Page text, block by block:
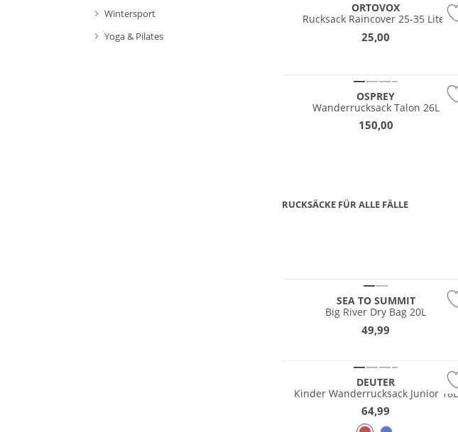
Wintersport
Yoga & Pilates
ORTOVOX
Rucksack Raincover 25-35 Liter
25,00
OSPREY
Wanderrucksack Talon 26L
150,00
RUCKSÄCKE FÜR ALLE FÄLLE
SEA TO SUMMIT
Big River Dry Bag 20L
49,99
DEUTER
Kinder Wanderrucksack Junior 18L
64,99